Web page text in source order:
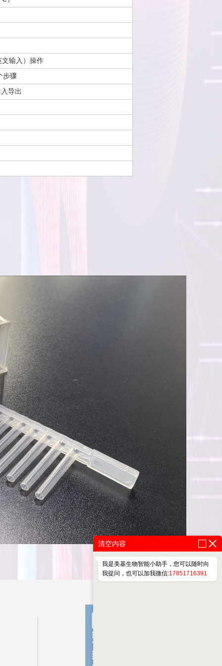
文输入）操作
步骤
导出
清空内容
我是美基生物智能小助手，您可以随时向
我提问，也可以加我微信:17851716391